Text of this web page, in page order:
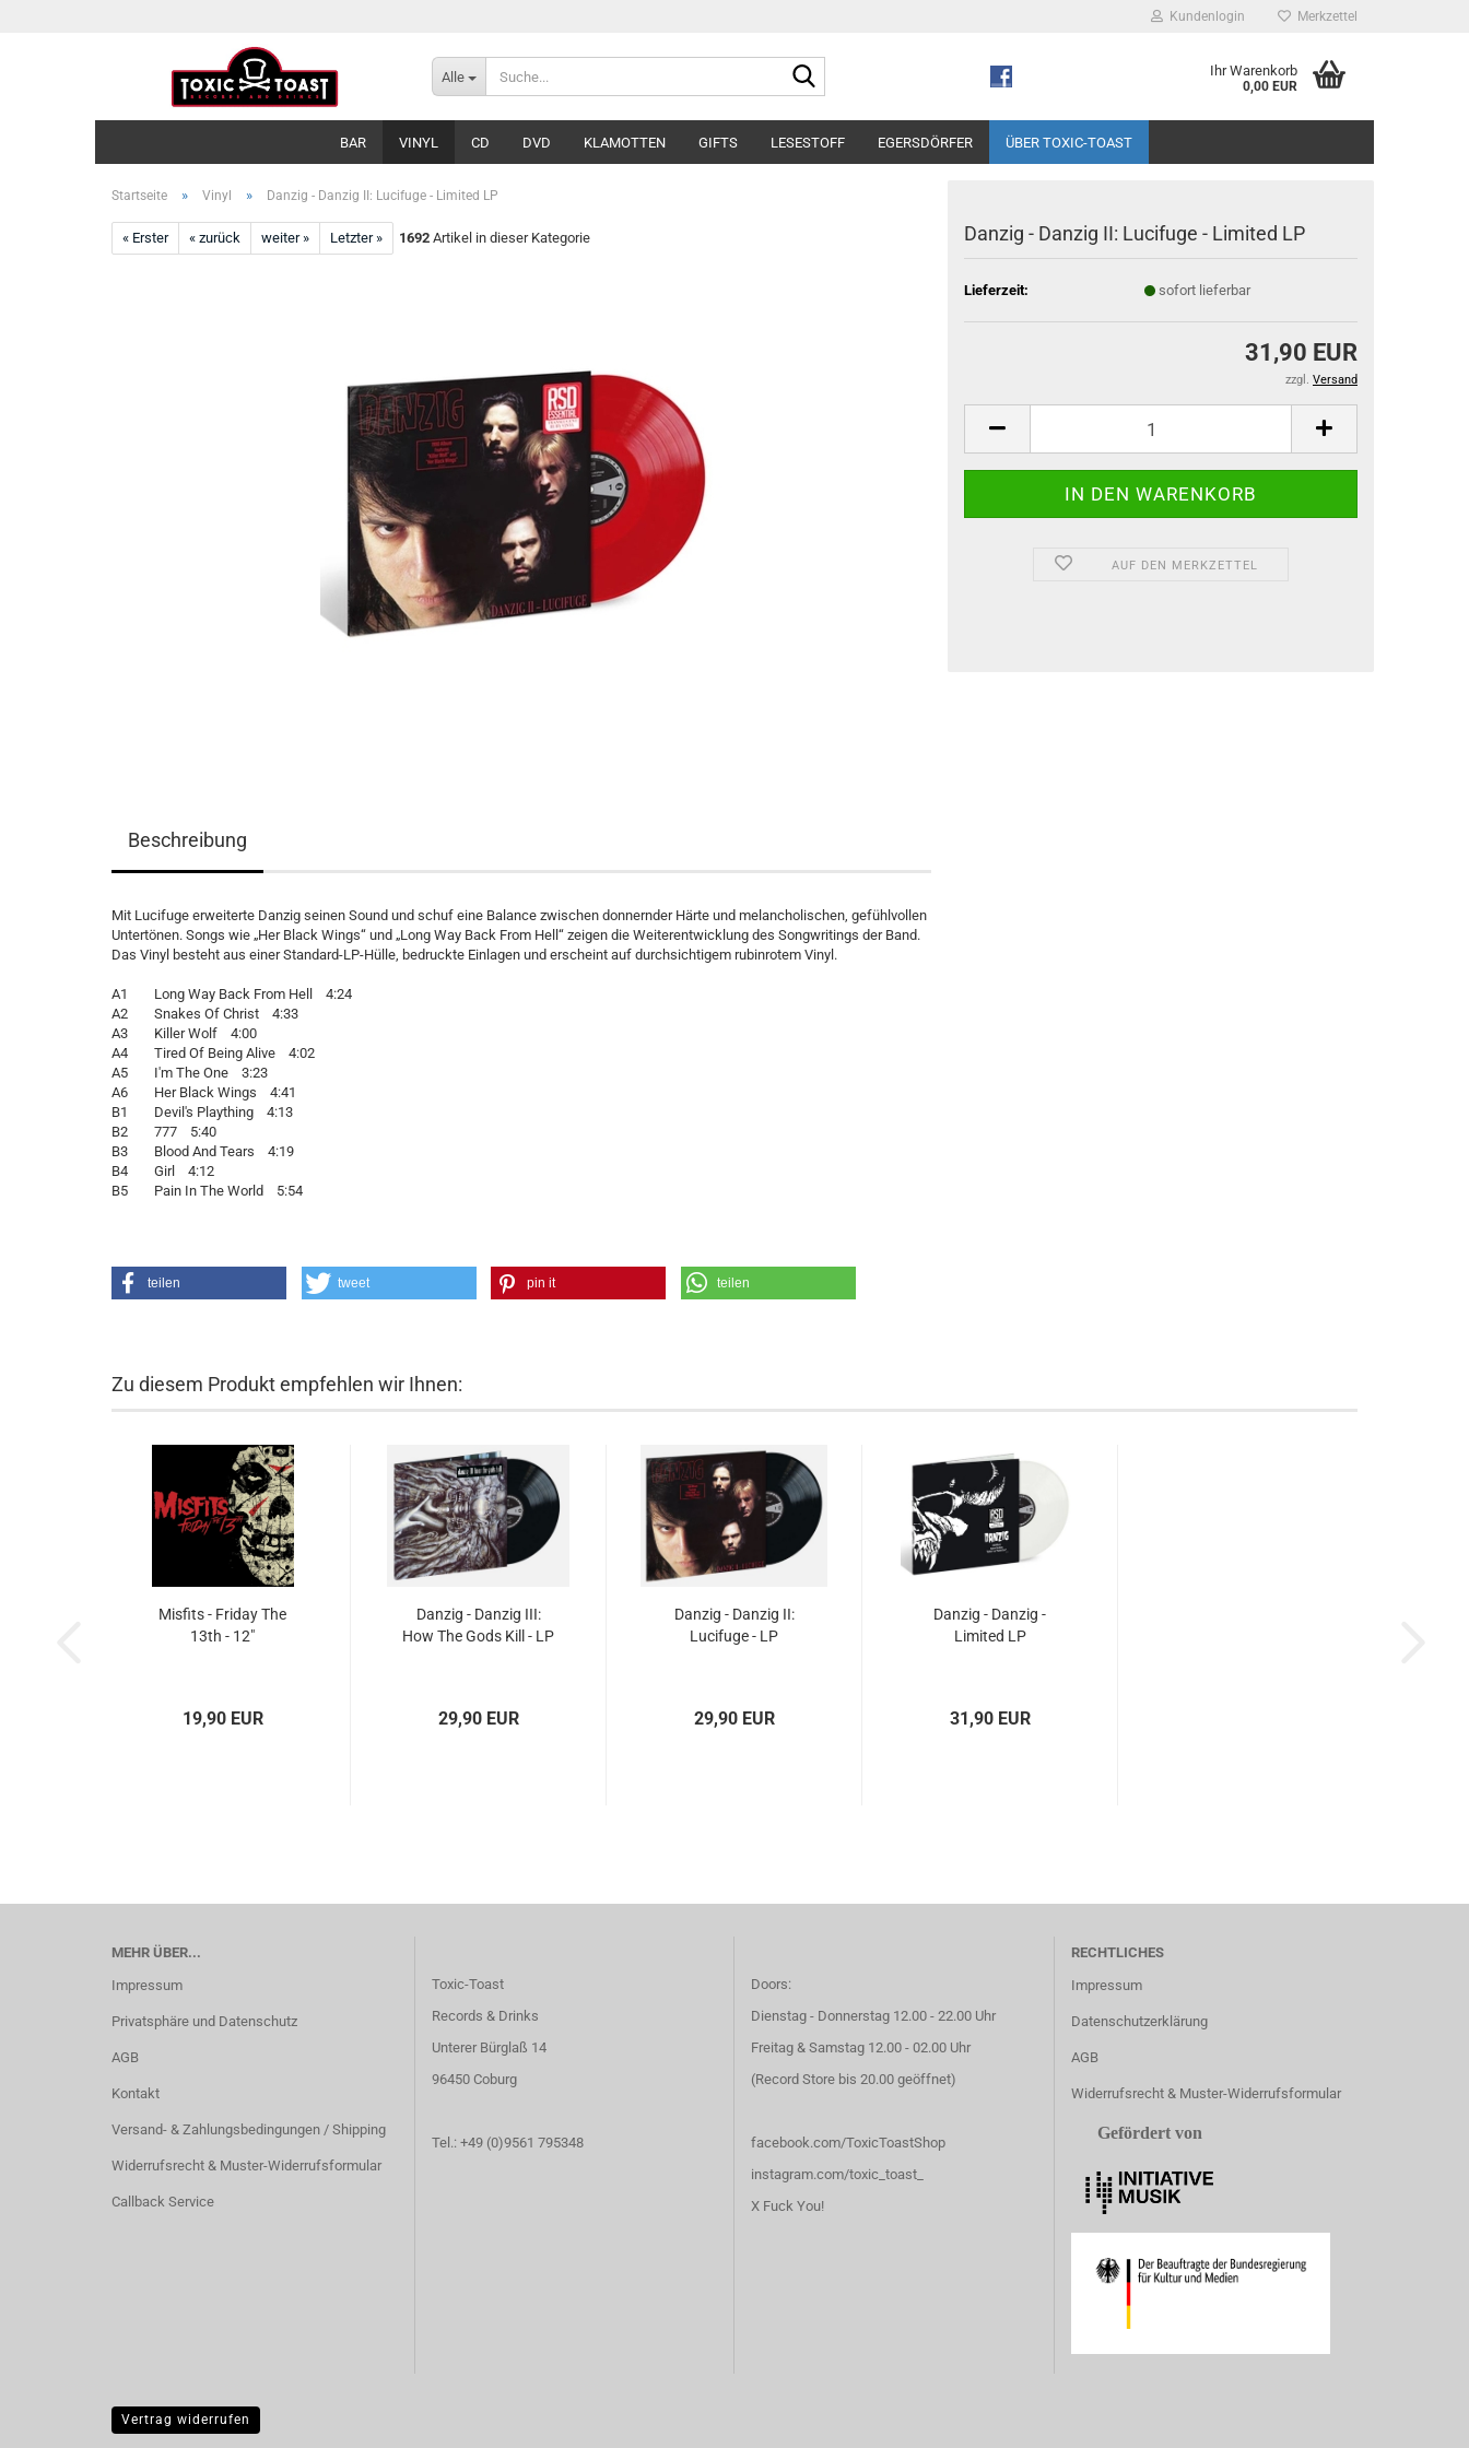
Kundenlogin Merkzettel
Alle Ihr Warenkorb
0,00 EUR
BAR VINYL CD DVD KLAMOTTEN GIFTS LESESTOFF EGERSDÖRFER ÜBER TOXIC-TOAST
Startseite » Vinyl » Danzig - Danzig II: Lucifuge - Limited LP
« Erster « zurück weiter » Letzter » 1692 Artikel in dieser Kategorie Danzig - Danzig II: Lucifuge - Limited LP
Lieferzeit: sofort lieferbar
31,90 EUR
zzgl. Versand
AUF DEN MERKZETTEL
Beschreibung
Mit Lucifuge erweiterte Danzig seinen Sound und schuf eine Balance zwischen donnernder Härte und melancholischen, gefühlvollen
Untertönen. Songs wie „Her Black Wings“ und „Long Way Back From Hell“ zeigen die Weiterentwicklung des Songwritings der Band.
Das Vinyl besteht aus einer Standard-LP-Hülle, bedruckte Einlagen und erscheint auf durchsichtigem rubinrotem Vinyl.
A1 Long Way Back From Hell 4:24
A2 Snakes Of Christ 4:33
A3 Killer Wolf 4:00
A4 Tired Of Being Alive 4:02
A5 I'm The One 3:23
A6 Her Black Wings 4:41
B1 Devil's Plaything 4:13
B2 777 5:40
B3 Blood And Tears 4:19
B4 Girl 4:12
B5 Pain In The World 5:54
teilen tweet pin it teilen
Zu diesem Produkt empfehlen wir Ihnen:
Misfits - Friday The
13th - 12"
19,90 EUR
Danzig - Danzig III:
How The Gods Kill - LP
29,90 EUR
Danzig - Danzig II:
Lucifuge - LP
29,90 EUR
Danzig - Danzig -
Limited LP
31,90 EUR
MEHR ÜBER...
Impressum
Privatsphäre und Datenschutz
AGB
Kontakt
Versand- & Zahlungsbedingungen / Shipping
Widerrufsrecht & Muster-Widerrufsformular
Callback Service
Toxic-Toast
Records & Drinks
Unterer Bürglaß 14
96450 Coburg
Tel.: +49 (0)9561 795348
Doors:
Dienstag - Donnerstag 12.00 - 22.00 Uhr
Freitag & Samstag 12.00 - 02.00 Uhr
(Record Store bis 20.00 geöffnet)
facebook.com/ToxicToastShop
instagram.com/toxic_toast_
X Fuck You!
RECHTLICHES
Impressum
Datenschutzerklärung
AGB
Widerrufsrecht & Muster-Widerrufsformular
Gefördert von
Vertrag widerrufen